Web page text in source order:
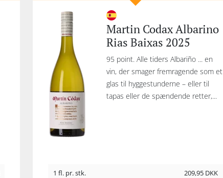
Martin Codax Albarino
Rias Baixas 2025
95 point. Alle tiders Albariño ... en
vin, der smager fremragende som et
glas til hyggestunderne – eller til
tapas eller de spændende retter,...
1 fl. pr. stk. 209,95 DKK